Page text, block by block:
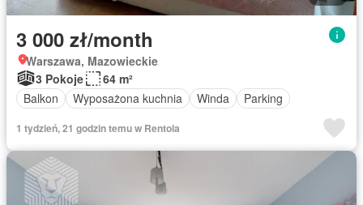
3 000 zł/month
Warszawa, Mazowieckie
3 Pokoje
64 m²
Balkon
Wyposażona kuchnia Winda Parking
1 tydzień, 21 godzin temu w Rentola